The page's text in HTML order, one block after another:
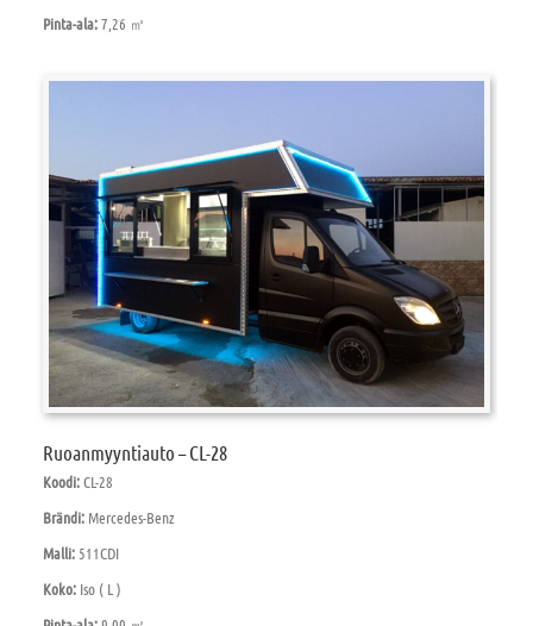
Pinta-ala:7,26 ㎡
Ruoanmyyntiauto – CL-28
Koodi:CL-28
Brändi: Mercedes-Benz
Malli:511CDI
Koko: Iso ( L )